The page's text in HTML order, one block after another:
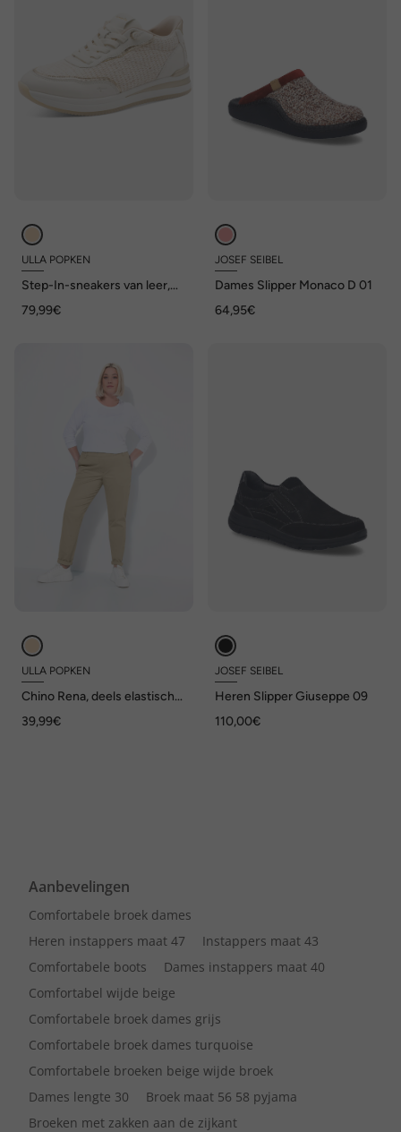
ULLA POPKEN
Step-In-sneakers van leer,
comfortabele wijdte
79,99€
JOSEF SEIBEL
Dames Slipper Monaco D 01
64,95€
ULLA POPKEN
Chino Rena, deels elastische
39,99€
JOSEF SEIBEL
Heren Slipper Giuseppe 09
110,00€
Aanbevelingen
Comfortabele broek dames
Heren instappers maat 47
Instappers maat 43
Comfortabele boots
Dames instappers maat 40
Comfortabel wijde beige
Comfortabele broek dames grijs
Comfortabele broek dames turquoise
Comfortabele broeken beige wijde broek
Dames lengte 30
Broek maat 56 58 pyjama
Broeken met zakken aan de zijkant